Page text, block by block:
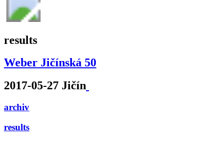
results
Weber Jičínská 50
2017-05-27 Jičín
archiv
results